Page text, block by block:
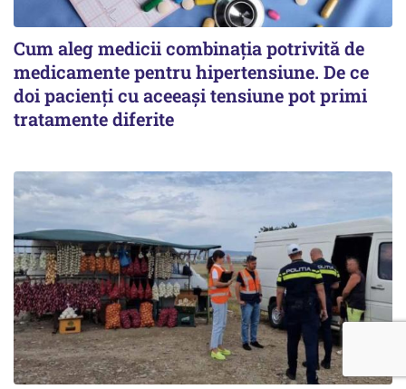
Cum aleg medicii combinația potrivită de
medicamente pentru hipertensiune. De ce
doi pacienți cu aceeași tensiune pot primi
tratamente diferite